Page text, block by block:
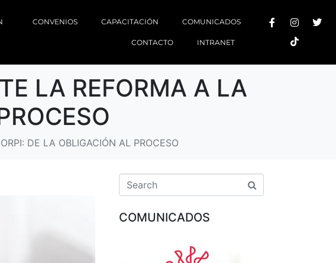
CONVENIOS CAPACITACIÓN COMUNICADOS
CONTACTO INTRANET
LA REFORMA A LA
DE LA OBLIGACIÓN AL PROCESO
COMUNICADOS